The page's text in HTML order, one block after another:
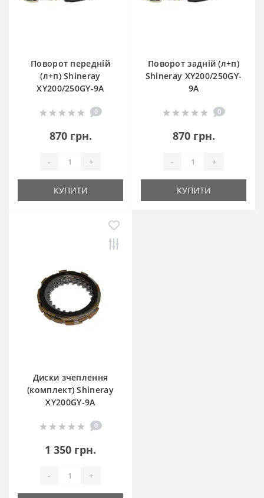
Поворот передній
(л+п) Shineray
XY200/250GY-9A
0
870 грн.
- +
КУПИТИ
Поворот задній (л+п)
Shineray XY200/250GY-
9A
0
870 грн.
- +
КУПИТИ
Диски зчеплення
(комплект) Shineray
XY200GY-9A
0
1 350 грн.
- +